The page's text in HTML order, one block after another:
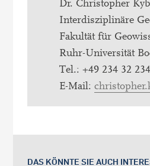
Dr. Christopher
Interdisziplinäre
Fakultät für
Ruhr-Universität
Tel.: +49 234 32
E-Mail:
DAS KÖNNTE SIE AUCH